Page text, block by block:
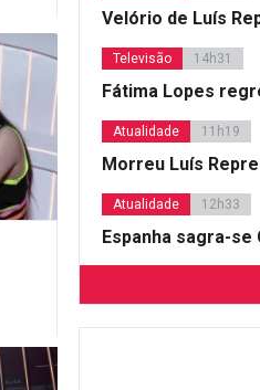
Velório de Luís
Televisão 14h31
Fátima Lopes
Atualidade 11h19
Morreu Luís
Atualidade 12h33
Espanha sagra-